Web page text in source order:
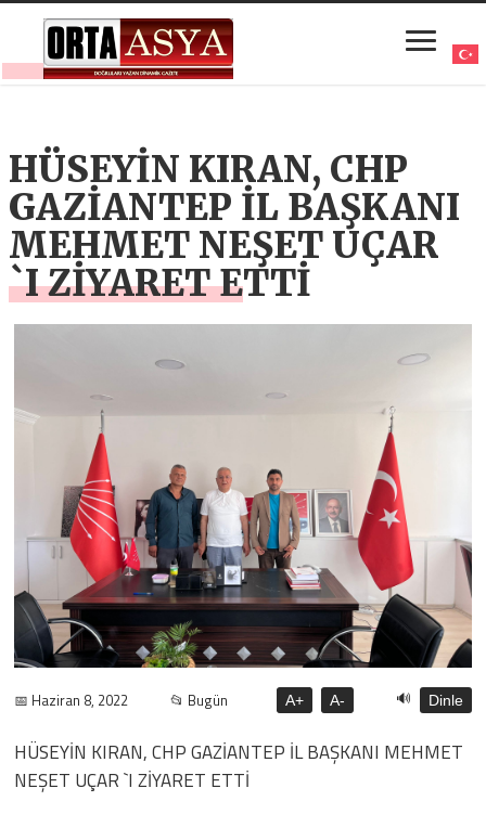
HÜSEYİN KIRAN, CHP
GAZİANTEP İL BAŞKANI
MEHMET NEŞET UÇAR
`I ZİYARET ETTİ
📅 Haziran 8, 2022 📂 Bugün A+ A- 🔊 Dinle
HÜSEYİN KIRAN, CHP GAZİANTEP İL BAŞKANI MEHMET
NEŞET UÇAR `I ZİYARET ETTİ